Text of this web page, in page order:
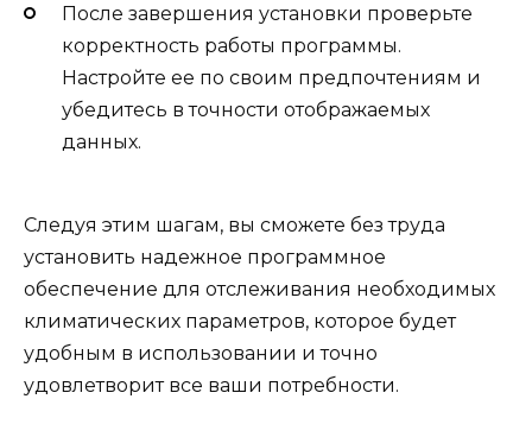
После завершения установки проверьте
корректность работы программы.
Настройте ее по своим предпочтениям и
убедитесь в точности отображаемых
данных.
Следуя этим шагам, вы сможете без труда
установить надежное программное
обеспечение для отслеживания необходимых
климатических параметров, которое будет
удобным в использовании и точно
удовлетворит все ваши потребности.